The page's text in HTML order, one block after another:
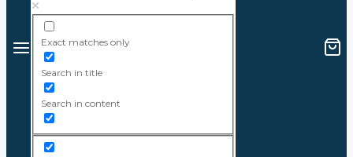
Exact matches only
Search in title
Search in content